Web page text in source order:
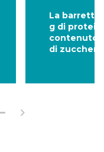
La barretta
g di
contenuto
di zuccheri